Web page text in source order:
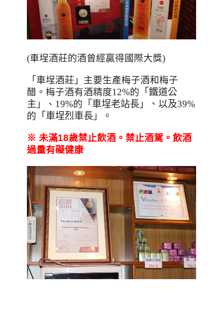
(車埕酒莊的酒曾經贏得國際大獎)
「車埕酒莊」主要生產梅子酒和梅子
醋。梅子酒有酒精度12%的 「鐵道公
主」
、 19%的 「車埕老站長」 、 以及39%
的 「車埕烈車長」。
※ 未滿18歲禁止飲酒。禁止酒駕。飲酒
過量有礙健康